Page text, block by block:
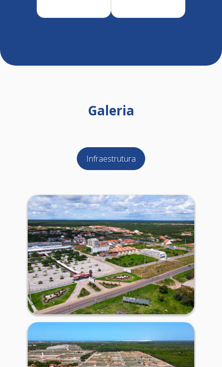
Galeria
Infraestrutura